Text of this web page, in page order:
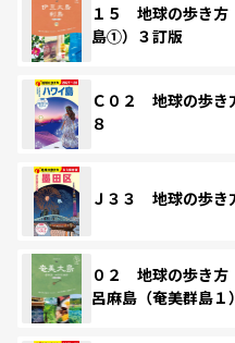
１５ 地球の歩き
島①）３訂版
Ｃ０２ 地球の歩
８
Ｊ３３ 地球の歩
０２ 地球の歩き
呂麻島（奄美群島